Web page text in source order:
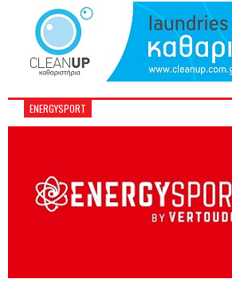
ENERGYSPORT